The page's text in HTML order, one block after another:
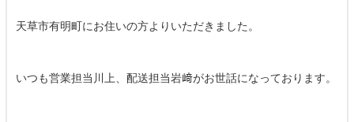
天草市有明町にお住いの方よりいただきました。
いつも営業担当川上、配送担当岩﨑がお世話になっております。